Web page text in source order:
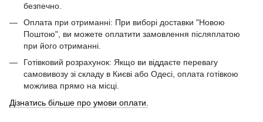
безпечно.
Оплата при отриманні: При виборі доставки "Новою
Поштою", ви можете оплатити замовлення післяплатою
при його отриманні.
Готівковий розрахунок: Якщо ви віддаєте перевагу
самовивозу зі складу в Києві або Одесі, оплата готівкою
можлива прямо на місці.
Дізнатись більше про умови оплати.